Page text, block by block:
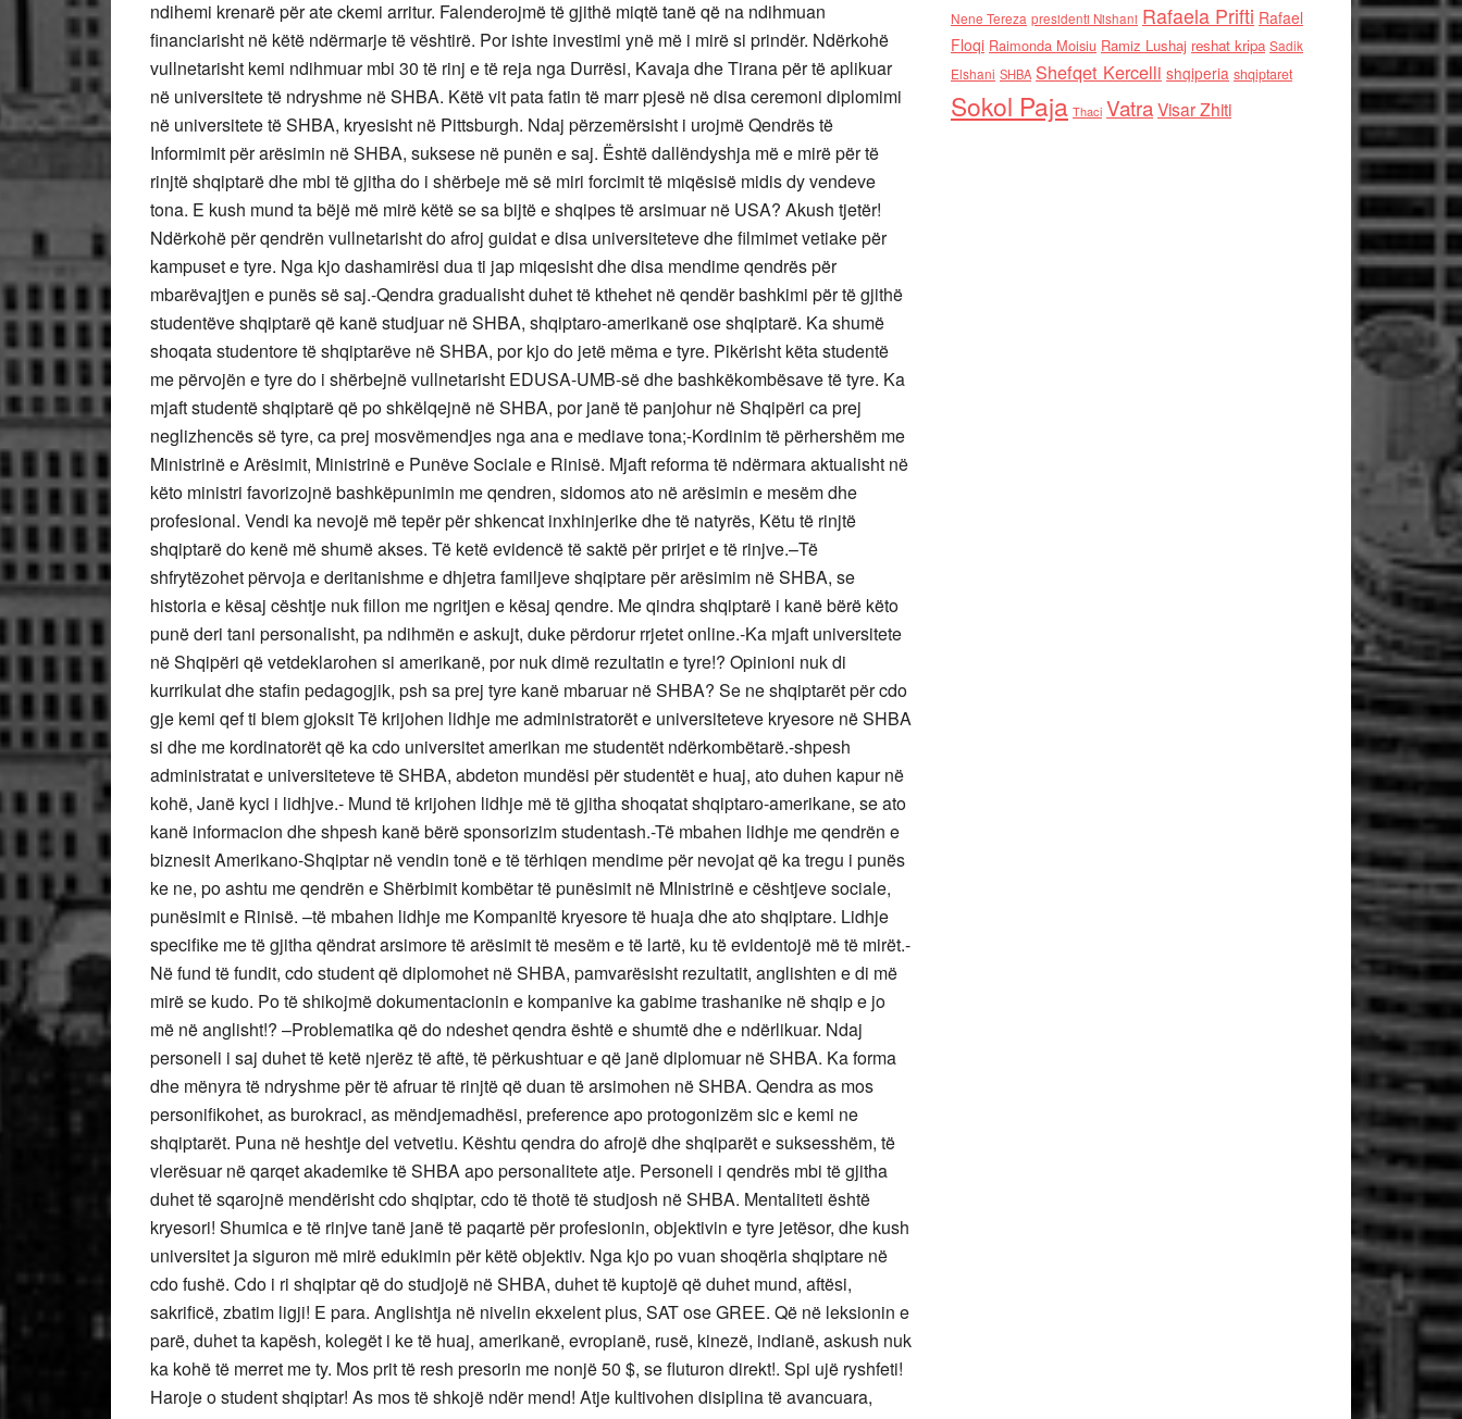
Nene Tereza presidenti Nishani Rafaela Prifti Rafael
Floqi Raimonda Moisiu Ramiz Lushaj reshat kripa Sadik
Elshani SHBA Shefqet Kercelli shqiperia shqiptaret
Sokol Paja Thaci VatraVisar Zhiti